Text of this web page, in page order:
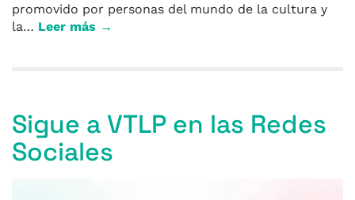
promovido por personas del mundo de la cultura y
la… Leer más →
Sigue a VTLP en las Redes
Sociales